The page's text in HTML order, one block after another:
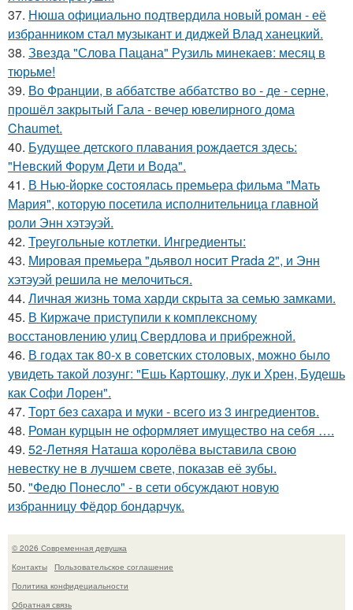
37. Нюша официально подтвердила новый роман - её
избранником стал музыкант и диджей Влад ханецкий.
38. Звезда "Слова Пацана" Рузиль минекаев: месяц в
тюрьме!
39. Во Франции, в аббатстве аббатство во - де - серне,
прошёл закрытый Гала - вечер ювелирного дома
Chaumet.
40. Будущее детского плавания рождается здесь:
"Невский Форум Дети и Вода".
41. В Нью-йорке состоялась премьера фильма "Мать
Мария", которую посетила исполнительница главной
роли Энн хэтэуэй.
42. Треугольные котлетки. Ингредиенты:
43. Мировая премьера "дьявол носит Prada 2", и Энн
хэтэуэй решила не мелочиться.
44. Личная жизнь тома харди скрыта за семью замками.
45. В Киржаче приступили к комплексному
восстановлению улиц Свердлова и прибрежной.
46. В годах так 80-х в советских столовых, можно было
увидеть такой лозунг: "Ешь Картошку, лук и Хрен, Будешь
как Софи Лорен".
47. Торт без сахара и муки - всего из 3 ингредиентов.
48. Роман курцын не оформляет имущество на себя ….
49. 52-Летняя Наташа королёва выставила свою
невестку не в лучшем свете, показав её зубы.
50. "Федю Понесло" - в сети обсуждают новую
избранницу Фёдор бондарчук.
© 2026 Современная девушка
Контакты
Пользовательское соглашение
Политика конфидециальности
Обратная связь